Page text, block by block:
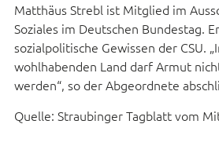
Matthäus Strebl ist Mitglied im
Soziales im Deutschen Bundestag.
sozialpolitische Gewissen der CSU.
wohlhabenden Land darf Armut
werden“, so der Abgeordnete
Quelle: Straubinger Tagblatt vom